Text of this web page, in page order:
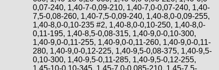
0,07-240, 1,40-7-0,09-210, 1,40-7,0-0,07-240, 1,40-
7,5-0,08-260, 1,40-7,5-0,09-240, 1,40-8,0-0,09-255,
1,40-8,0-0,10-235 #2, 1,40-8,0-0,10-250, 1,40-8,0-
0,11-195, 1,40-8,5-0,08-315, 1,40-9,0-0,10-300,
1,40-9,0-0,11-255, 1,40-9,0-0,11-260, 1,40-9,0-0,11-
280, 1,40-9,0-0,12-225, 1,40-9,5-0,08-375, 1,40-9,5-
0,10-300, 1,40-9,5-0,11-285, 1,40-9,5-0,12-255,